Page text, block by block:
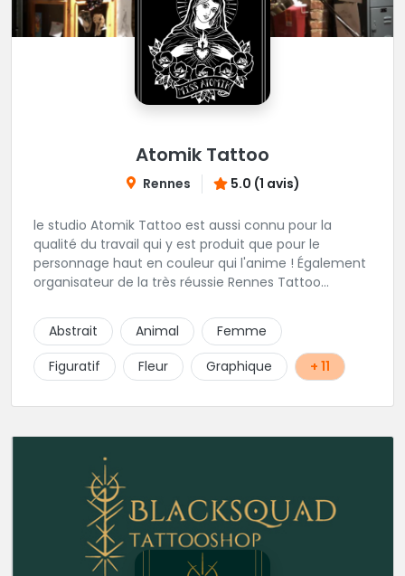
Atomik Tattoo
Rennes 5.0 (1 avis)
le studio Atomik Tattoo est aussi connu pour la
qualité du travail qui y est produit que pour le
personnage haut en couleur qui l'anime ! Également
organisateur de la très réussie Rennes Tattoo
mais pas que, vous pourrez passer sous le
dermographe de Miss Atomik . Avec l'assurance de
repartir avec un beau tatouage et un bon souvenir ;)
Abstrait Animal
Femme
Figuratif
Fleur Graphique + 11